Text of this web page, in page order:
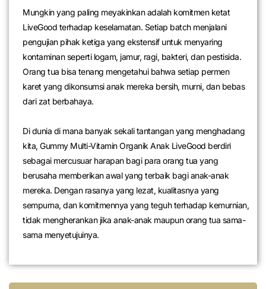
Mungkin yang paling meyakinkan adalah komitmen ketat
LiveGood terhadap keselamatan. Setiap batch menjalani
pengujian pihak ketiga yang ekstensif untuk menyaring
kontaminan seperti logam, jamur, ragi, bakteri, dan pestisida.
Orang tua bisa tenang mengetahui bahwa setiap permen
karet yang dikonsumsi anak mereka bersih, murni, dan bebas
dari zat berbahaya.
Di dunia di mana banyak sekali tantangan yang menghadang
kita, Gummy Multi-Vitamin Organik Anak LiveGood berdiri
sebagai mercusuar harapan bagi para orang tua yang
berusaha memberikan awal yang terbaik bagi anak-anak
mereka. Dengan rasanya yang lezat, kualitasnya yang
sempurna, dan komitmennya yang teguh terhadap kemurnian,
tidak mengherankan jika anak-anak maupun orang tua sama-
sama menyetujuinya.